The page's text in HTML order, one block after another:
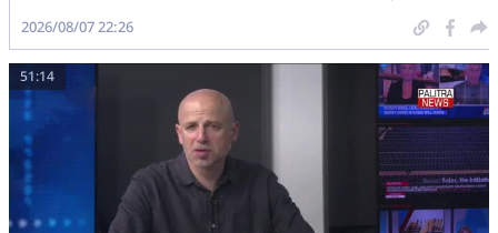
2026/08/07 22:26
51:14